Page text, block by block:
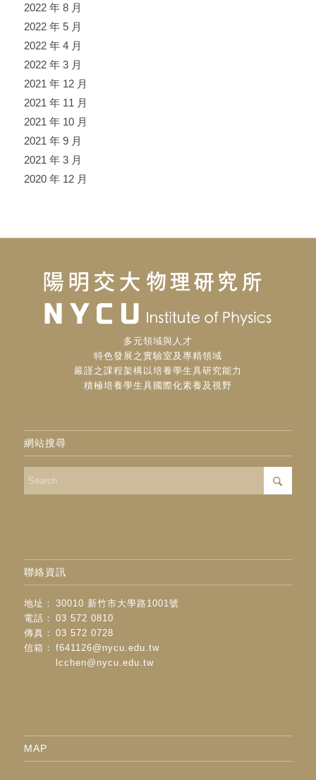
2022 年 8 月
2022 年 5 月
2022 年 4 月
2022 年 3 月
2021 年 12 月
2021 年 11 月
2021 年 10 月
2021 年 9 月
2021 年 3 月
2020 年 12 月
多元領域與人才
特色發展之實驗室及專精領域
嚴謹之課程架構以培養學生具研究能力
積極培養學生具國際化素養及視野
網站搜尋
聯絡資訊
地址：
30010 新竹市大學路1001號
電話：
03 572 0810
傳真：
03 572 0728
信箱：
f641126@nycu.edu.tw
lcchen@nycu.edu.tw
MAP